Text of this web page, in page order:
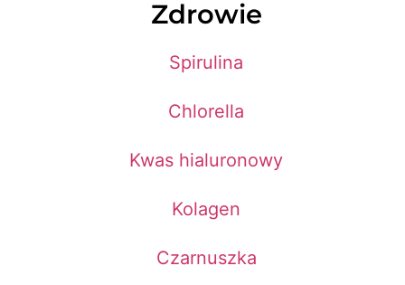
Zdrowie
Spirulina
Chlorella
Kwas hialuronowy
Kolagen
Czarnuszka